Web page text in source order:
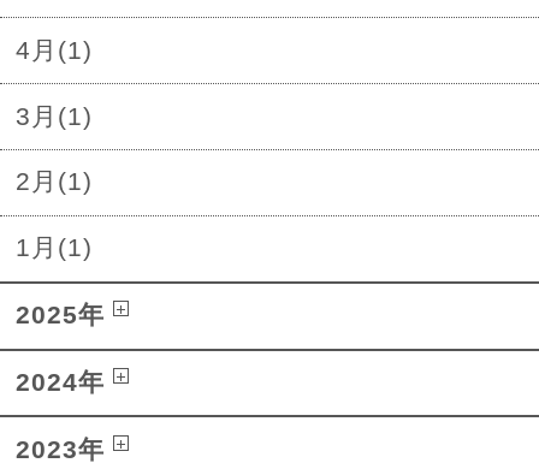
4月(1)
3月(1)
2月(1)
1月(1)
2025年
2024年
2023年